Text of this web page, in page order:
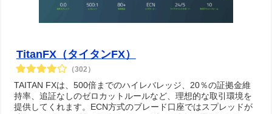
TitanFX（タイタンFX）
（302）
TAITAN FXは、500倍までのハイレバレッジ、20％の証拠金維
持率、追証なしのゼロカットルールなど、理想的な取引環境を
提供してくれます。ECN方式のブレード口座ではスプレッドが